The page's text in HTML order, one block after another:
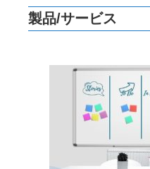
製品/サービス